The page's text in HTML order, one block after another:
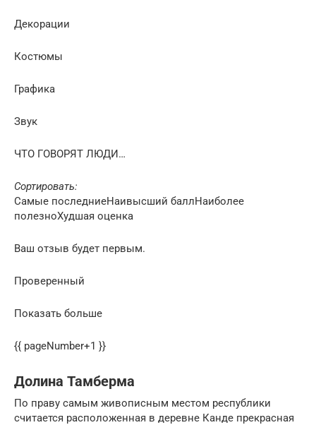
Декорации
Костюмы
Графика
Звук
ЧТО ГОВОРЯТ ЛЮДИ…
Сортировать:
Самые последниеНаивысший баллНаиболее
полезноХудшая оценка
Ваш отзыв будет первым.
Проверенный
Показать больше
{{ pageNumber+1 }}
Долина Тамберма
По праву самым живописным местом республики
считается расположенная в деревне Канде прекрасная